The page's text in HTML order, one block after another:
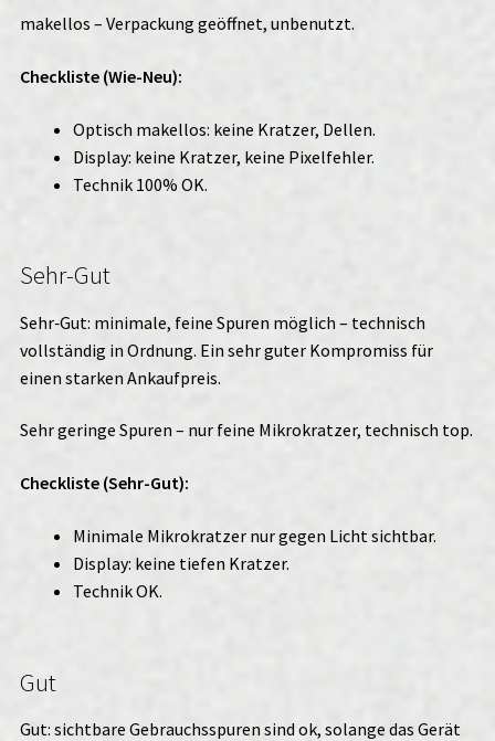
makellos – Verpackung geöffnet, unbenutzt.
Checkliste (Wie-Neu):
Optisch makellos: keine Kratzer, Dellen.
Display: keine Kratzer, keine Pixelfehler.
Technik 100% OK.
Sehr-Gut
Sehr‑Gut: minimale, feine Spuren möglich – technisch
vollständig in Ordnung. Ein sehr guter Kompromiss für
einen starken Ankaufpreis.
Sehr geringe Spuren – nur feine Mikrokratzer, technisch top.
Checkliste (Sehr-Gut):
Minimale Mikrokratzer nur gegen Licht sichtbar.
Display: keine tiefen Kratzer.
Technik OK.
Gut
Gut: sichtbare Gebrauchsspuren sind ok, solange das Gerät